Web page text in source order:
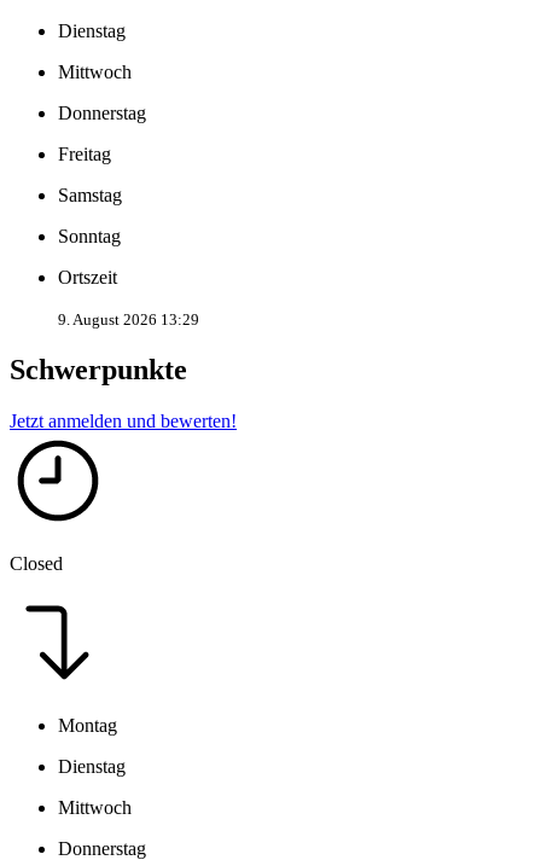
Dienstag
Mittwoch
Donnerstag
Freitag
Samstag
Sonntag
Ortszeit
9. August 2026 13:29
Schwerpunkte
Jetzt anmelden und bewerten!
Closed
Montag
Dienstag
Mittwoch
Donnerstag